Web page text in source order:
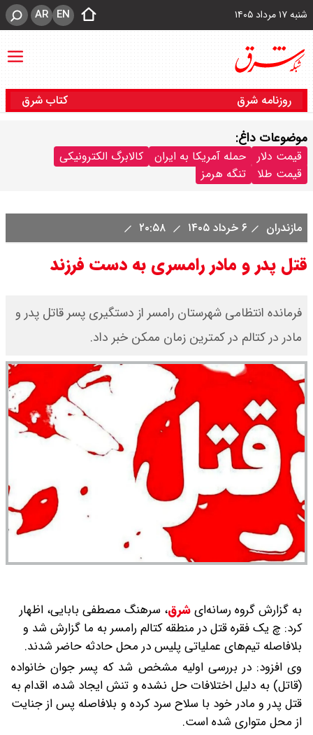
شنبه ۱۷ مرداد ۱۴۰۵ EN
AR
روزنامه شرق کتاب شرق
موضوعات داغ:
قیمت دلار حمله آمریکا به ایران
کالابرگ الکترونیکی
قیمت طلا
تنگه هرمز
مازندران ۶ خرداد ۱۴۰۵
قتل پدر و مادر رامسری به دست فرزند
فرمانده انتظامی شهرستان رامسر از دستگیری پسر قاتل پدر و
مادر در کتالم در کمترین زمان ممکن خبر داد.
به گزارش گروه رسانه‌ایشرق، سرهنگ مصطفی بابایی، اظهار
کرد: چ یک فقره قتل در منطقه کتالم رامسر به ما گزارش شد و
بلافاصله تیم‌های عملیاتی پلیس در محل حادثه حاضر شدند.
وی افزود: در بررسی اولیه مشخص شد که پسر جوان خانواده
(قاتل) به دلیل اختلافات حل نشده و تنش ایجاد شده، اقدام به
قتل پدر و مادر خود با سلاح سرد کرده و بلافاصله پس از جنایت
از محل متواری شده است.